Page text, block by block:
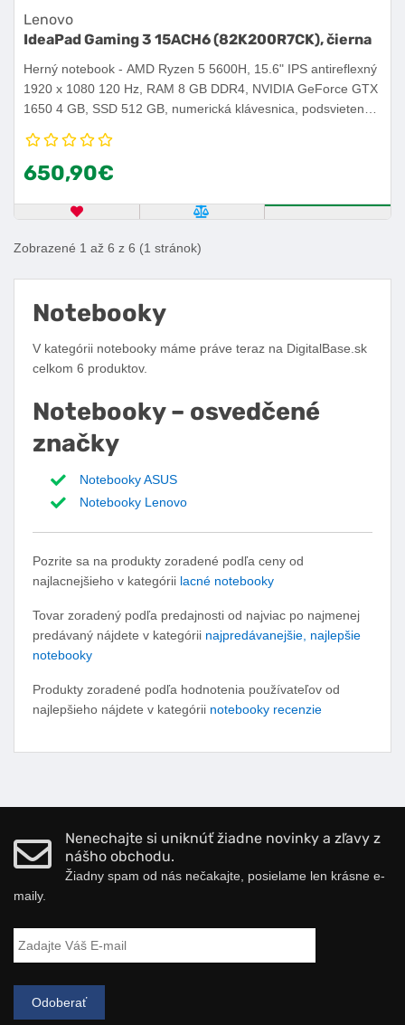
Lenovo
IdeaPad Gaming 3 15ACH6 (82K200R7CK), čierna
Herný notebook - AMD Ryzen 5 5600H, 15.6" IPS antireflexný
1920 x 1080 120 Hz, RAM 8 GB DDR4, NVIDIA GeForce GTX
1650 4 GB, SSD 512 GB, numerická klávesnica, podsvietená
hmotnosť 2,25 kg, Bez OS.
650,90€
OBĽÚBENÝ PRODUKT POROVNAŤ PRODUKT
Zobrazené 1 až 6 z 6 (1 stránok)
Notebooky
V kategórii notebooky máme práve teraz na DigitalBase.sk
celkom 6 produktov.
Notebooky – osvedčené
značky
Notebooky ASUS
Notebooky Lenovo
Pozrite sa na produkty zoradené podľa ceny od
najlacnejšieho v kategórii lacné notebooky
Tovar zoradený podľa predajnosti od najviac po najmenej
predávaný nájdete v kategórii najpredávanejšie, najlepšie
notebooky
Produkty zoradené podľa hodnotenia používateľov od
najlepšieho nájdete v kategórii notebooky recenzie
Nenechajte si uniknúť žiadne novinky a zľavy z
nášho obchodu.
Žiadny spam od nás nečakajte, posielame len krásne e-
maily.